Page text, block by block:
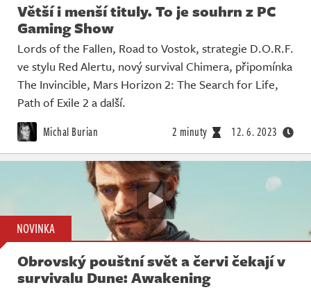
Větší i menší tituly. To je souhrn z PC
Gaming Show
Lords of the Fallen, Road to Vostok, strategie D.O.R.F.
ve stylu Red Alertu, nový survival Chimera, připomínka
The Invincible, Mars Horizon 2: The Search for Life,
Path of Exile 2 a další.
Michal Burian 2 minuty 12. 6. 2023
NOVINKA
Obrovský pouštní svět a červi čekají v
survivalu Dune: Awakening